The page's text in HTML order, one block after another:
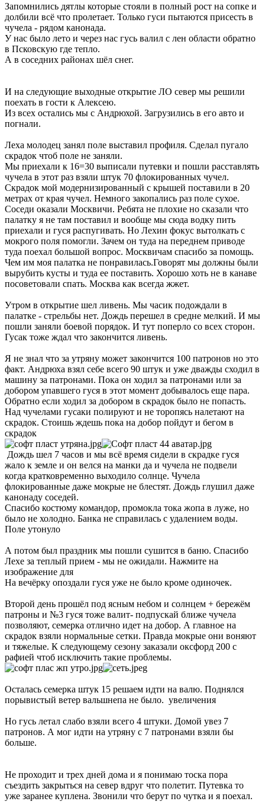
Запомнились дятлы которые стояли в полный рост на сопке и
долбили всё что пролетает. Только гуси пытаются присесть в
чучела - рядом канонада.
У нас было лето и через нас гусь валил с лен области обратно
в Псковскую где тепло.
А в соседних районах шёл снег.
И на следующие выходные открытие ЛО север мы решили
поехать в гости к Алексею.
Из всех остались мы с Андрюхой. Загрузились в его авто и
погнали.
Леха молодец занял поле выставил профиля. Сделал пугало
скрадок чтоб поле не заняли.
Мы приехали к 16=30 выписали путевки и пошли расставлять
чучела в этот раз взяли штук 70 флокированных чучел.
Скрадок мой модернизированный с крышей поставили в 20
метрах от края чучел. Немного закопались раз поле сухое.
Соседи оказали Москвичи. Ребята не плохие но сказали что
палатку я не там поставил и вообще мы сюда водку пить
приехали и гуся распугивать. Но Лехин фокус вытолкать с
мокрого поля помогли. Зачем он туда на переднем приводе
туда поехал большой вопрос. Москвичам спасибо за помощь.
Чем им моя палатка не понравилась.Говорят мы должны были
вырубить кусты и туда ее поставить. Хорошо хоть не в канаве
посоветовали спать. Москва как всегда жжет.
Утром в открытие шел ливень. Мы часик подождали в
палатке - стрельбы нет. Дождь перешел в средне мелкий. И мы
пошли заняли боевой порядок. И тут поперло со всех сторон.
Гусак тоже ждал что закончится ливень.
Я не знал что за утряну может закончится 100 патронов но это
факт. Андрюха взял себе всего 90 штук и уже дважды сходил в
машину за патронами. Пока он ходил за патронами или за
добором упавшего гуся в этот момент добывалось еще пара.
Обратно если ходил за добором в скрадок было не попасть.
Над чучелами гусаки полируют и не торопясь налетают на
скрадок. Стоишь ждешь пока на добор пойдут и бегом в
скрадок
Дождь шел 7 часов и мы всё время сидели в скрадке гуся
жало к земле и он велся на манки да и чучела не подвели
когда кратковременно выходило солнце. Чучела
флокированные даже мокрые не блестят. Дождь глушил даже
канонаду соседей.
Спасибо костюму командор, промокла тока жопа в луже, но
было не холодно. Банка не справилась с удалением воды.
Поле утонуло
А потом был праздник мы пошли сушится в баню. Спасибо
Лехе за теплый прием - мы не ожидали. Нажмите на
изображение для
На вечёрку опоздали гуся уже не было кроме одиночек.
Второй день прошёл под ясным небом и солнцем + бережём
патроны и №3 гуся тоже валит- подпускай ближе чучела
позволяют, семерка отлично идет на добор. А главное на
скрадок взяли нормальные сетки. Правда мокрые они воняют
и тяжелые. К следующему сезону заказали оксфорд 200 с
рафией чтоб исключить такие проблемы.
Осталась семерка штук 15 решаем идти на валю. Поднялся
порывистый ветер вальшнепа не было. увеличения
Но гусь летал слабо взяли всего 4 штуки. Домой увез 7
патронов. А мог идти на утряну с 7 патронами взяли бы
больше.
Не проходит и трех дней дома и я понимаю тоска пора
съездить закрыться на север вдруг что полетит. Путевка то
уже заранее куплена. Звонили что берут по чутка и я поехал.